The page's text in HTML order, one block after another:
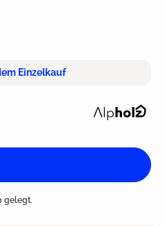
Einzelkauf
gelegt.